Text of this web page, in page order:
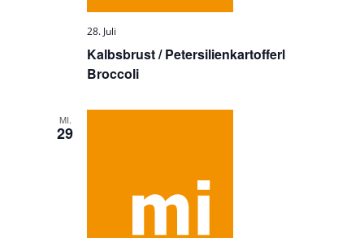
Kalbsbrust / Petersilienkartofferl
Broccoli
28. Juli
MI.
29